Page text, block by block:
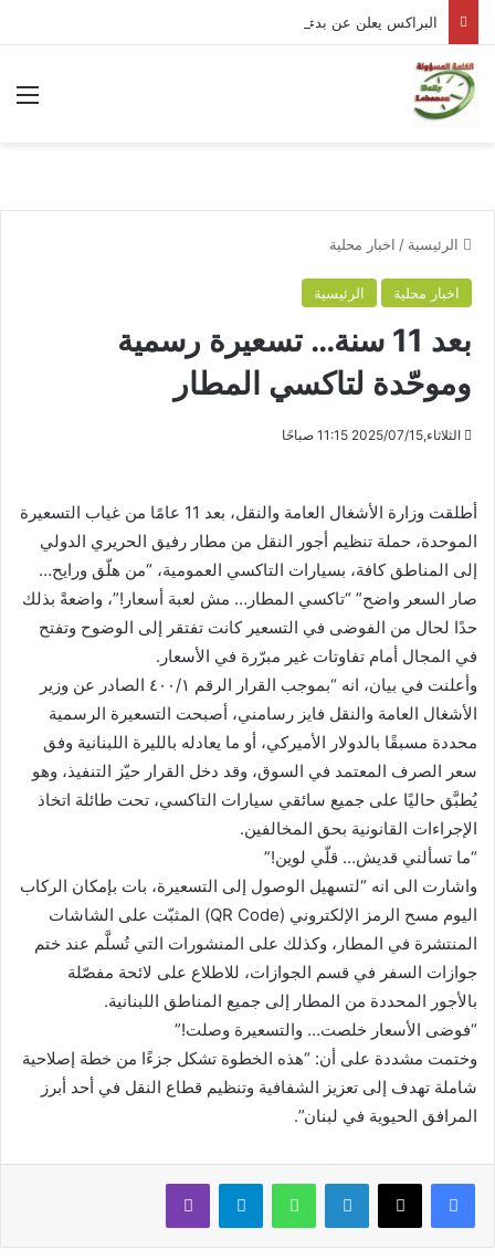
البراكس يعلن عن بدء تسليم مادتي البنزين والمازوت بشكل طبيعي
الرئيسية / اخبار محلية
اخبار محلية الرئيسية
بعد 11 سنة… تسعيرة رسمية
وموحّدة لتاكسي المطار
الثلاثاء,2025/07/15 11:15 صباحًا
أطلقت وزارة الأشغال العامة والنقل، بعد 11 عامًا من غياب التسعيرة
الموحدة، حملة تنظيم أجور النقل من مطار رفيق الحريري الدولي
إلى المناطق كافة، بسيارات التاكسي العمومية، “من هلّق ورايح…
صار السعر واضح” “تاكسي المطار… مش لعبة أسعار!”، واضعةً بذلك
حدًا لحال من الفوضى في التسعير كانت تفتقر إلى الوضوح وتفتح
في المجال أمام تفاوتات غير مبرّرة في الأسعار.
وأعلنت في بيان، انه “بموجب القرار الرقم ٤٠٠/١ الصادر عن وزير
الأشغال العامة والنقل فايز رسامني، أصبحت التسعيرة الرسمية
محددة مسبقًا بالدولار الأميركي، أو ما يعادله بالليرة اللبنانية وفق
سعر الصرف المعتمد في السوق، وقد دخل القرار حيّز التنفيذ، وهو
يُطبَّق حاليًا على جميع سائقي سيارات التاكسي، تحت طائلة اتخاذ
الإجراءات القانونية بحق المخالفين.
“ما تسألني قديش… قلّي لوين!”
واشارت الى انه “لتسهيل الوصول إلى التسعيرة، بات بإمكان الركاب
اليوم مسح الرمز الإلكتروني (QR Code) المثبّت على الشاشات
المنتشرة في المطار، وكذلك على المنشورات التي تُسلَّم عند ختم
جوازات السفر في قسم الجوازات، للاطلاع على لائحة مفصّلة
بالأجور المحددة من المطار إلى جميع المناطق اللبنانية.
“فوضى الأسعار خلصت… والتسعيرة وصلت!”
وختمت مشددة على أن: “هذه الخطوة تشكل جزءًا من خطة إصلاحية
شاملة تهدف إلى تعزيز الشفافية وتنظيم قطاع النقل في أحد أبرز
المرافق الحيوية في لبنان”.
لينكدإن واتساب تيلقرام ڤايبر